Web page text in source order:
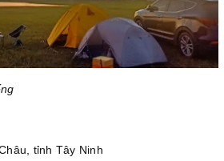
tỉnh Tây Ninh